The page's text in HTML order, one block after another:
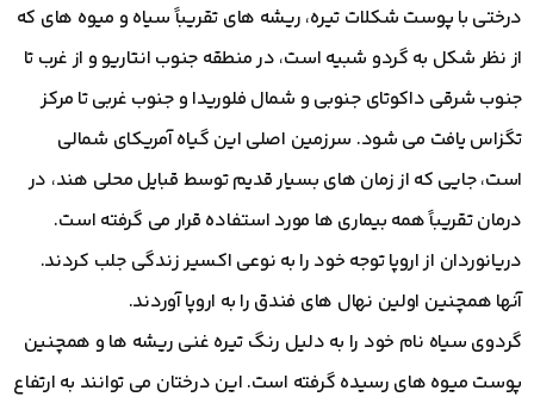
درختی با پوست شکلات تیره، ریشه های تقریباً سیاه و میوه های که
از نظر شکل به گردو شبیه است، در منطقه جنوب انتاریو و از غرب تا
جنوب شرقی داکوتای جنوبی و شمال فلوریدا و جنوب غربی تا مرکز
تگزاس یافت می شود. سرزمین اصلی این گیاه آمریکای شمالی
است، جایی که از زمان های بسیار قدیم توسط قبایل محلی هند، در
درمان تقریباً همه بیماری ها مورد استفاده قرار می گرفته است.
دریانوردان از اروپا توجه خود را به نوعی اکسیر زندگی جلب کردند.
آنها همچنین اولین نهال های فندق را به اروپا آوردند.
گردوی سیاه نام خود را به دلیل رنگ تیره غنی ریشه ها و همچنین
پوست میوه های رسیده گرفته است. این درختان می توانند به ارتفاع